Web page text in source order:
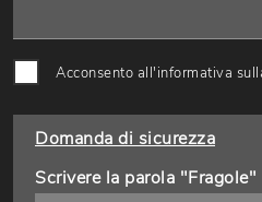
Acconsento all'informativa
Domanda di sicurezza
Scrivere la parola